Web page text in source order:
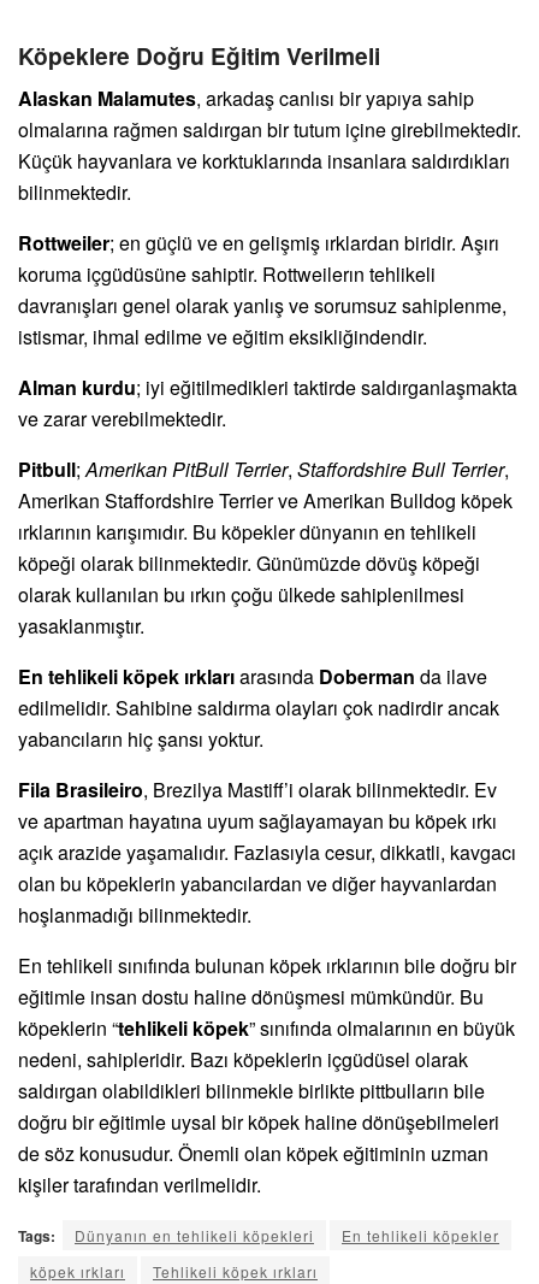
Köpeklere Doğru Eğitim Verilmeli
Alaskan Malamutes, arkadaş canlısı bir yapıya sahip
olmalarına rağmen saldırgan bir tutum içine girebilmektedir.
Küçük hayvanlara ve korktuklarında insanlara saldırdıkları
bilinmektedir.
Rottweiler; en güçlü ve en gelişmiş ırklardan biridir. Aşırı
koruma içgüdüsüne sahiptir. Rottweilerın tehlikeli
davranışları genel olarak yanlış ve sorumsuz sahiplenme,
istismar, ihmal edilme ve eğitim eksikliğindendir.
Alman kurdu; iyi eğitilmedikleri taktirde saldırganlaşmakta
ve zarar verebilmektedir.
Pitbull;Amerikan PitBull Terrier, Staffordshire Bull Terrier,
Amerikan Staffordshire Terrier ve Amerikan Bulldog köpek
ırklarının karışımıdır. Bu köpekler dünyanın en tehlikeli
köpeği olarak bilinmektedir. Günümüzde dövüş köpeği
olarak kullanılan bu ırkın çoğu ülkede sahiplenilmesi
yasaklanmıştır.
En tehlikeli köpek ırklarıarasında Doberman da ilave
edilmelidir. Sahibine saldırma olayları çok nadirdir ancak
yabancıların hiç şansı yoktur.
Fila Brasileiro, Brezilya Mastiff’i olarak bilinmektedir. Ev
ve apartman hayatına uyum sağlayamayan bu köpek ırkı
açık arazide yaşamalıdır. Fazlasıyla cesur, dikkatli, kavgacı
olan bu köpeklerin yabancılardan ve diğer hayvanlardan
hoşlanmadığı bilinmektedir.
En tehlikeli sınıfında bulunan köpek ırklarının bile doğru bir
eğitimle insan dostu haline dönüşmesi mümkündür. Bu
köpeklerin “tehlikeli köpek” sınıfında olmalarının en büyük
nedeni, sahipleridir. Bazı köpeklerin içgüdüsel olarak
saldırgan olabildikleri bilinmekle birlikte pittbulların bile
doğru bir eğitimle uysal bir köpek haline dönüşebilmeleri
de söz konusudur. Önemli olan köpek eğitiminin uzman
kişiler tarafından verilmelidir.
Tags: Dünyanın en tehlikeli köpekleri
En tehlikeli köpekler
köpek ırkları
Tehlikeli köpek ırkları